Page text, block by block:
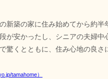
新築の家に住み始めてから約
が安かったし、シニアの夫婦
驚くとともに、住み心地の良さ
tamahome）